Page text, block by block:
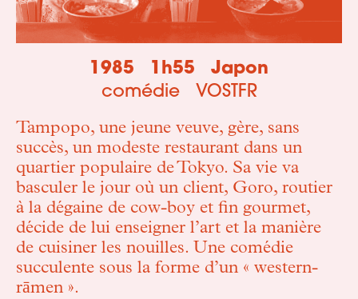
1985 1h55
Japon
comédie
VOSTFR
Tampopo, une jeune veuve, gère, sans
succès, un modeste restaurant dans un
quartier populaire de Tokyo. Sa vie va
basculer le jour où un client, Goro, routier
à la dégaine de cow-boy et fin gourmet,
décide de lui enseigner l’art et la manière
de cuisiner les nouilles. Une comédie
succulente sous la forme d’un « western-
rāmen ».